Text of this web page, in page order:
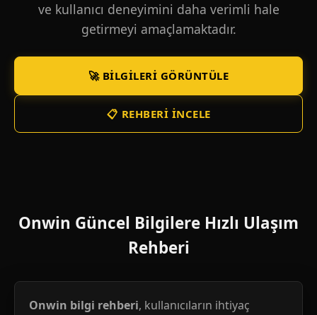
ve kullanıcı deneyimini daha verimli hale
getirmeyi amaçlamaktadır.
🚀 BILGILERI GÖRÜNTÜLE
📋 REHBERI İNCELE
Onwin Güncel Bilgilere Hızlı Ulaşım
Rehberi
Onwin bilgi rehberi, kullanıcıların ihtiyaç